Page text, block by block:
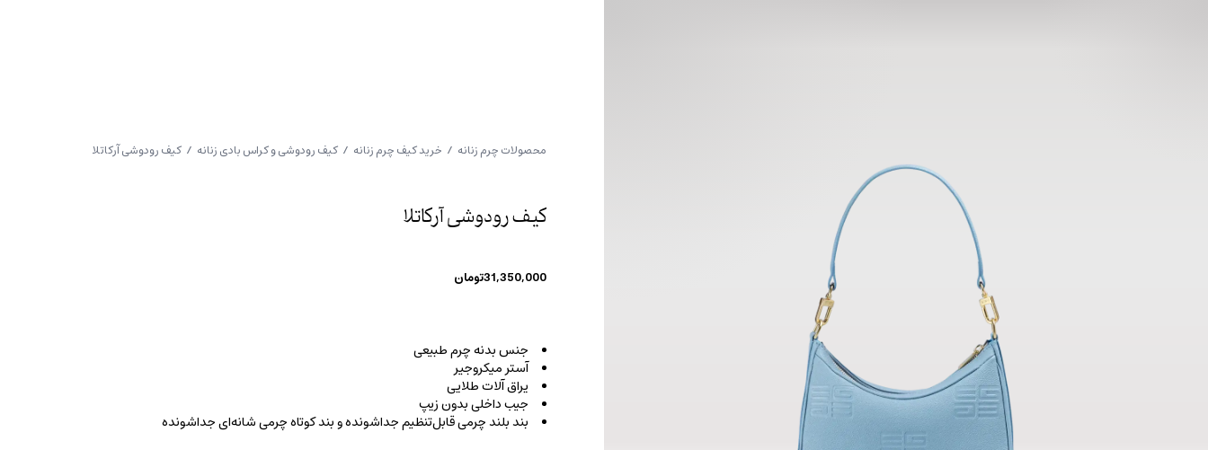
محصولات چرم زنانه / خرید کیف چرم زنانه / کیف رودوشی و کراس بادی زنانه / کیف رودوشی آرکاتلا
کیف رودوشی آرکاتلا
31,350,000تومان
جنس بدنه چرم طبیعی
آستر میکروجیر
یراق آلات طلایی
جیب داخلی بدون زیپ
بند بلند چرمی قابل‌تنظیم جداشونده و بند کوتاه چرمی شانه‌ای جداشونده